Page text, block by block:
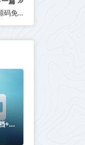
Java学生成绩查询管理系统_SpringBoot+Thymeleaf+Layui_源码免费下载
+远